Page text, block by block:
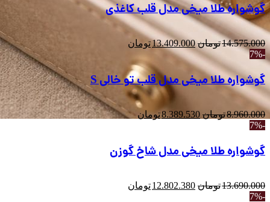
گوشواره طلا میخی مدل قلب کاغذی
14.575.000تومان 13.409.000تومان
-7%
گوشواره طلا میخی مدل قلب تو خالی S
8.960.000تومان 8.389.530تومان
-7%
گوشواره طلا میخی مدل شاخ گوزن
13.690.000تومان 12.802.380تومان
-7%